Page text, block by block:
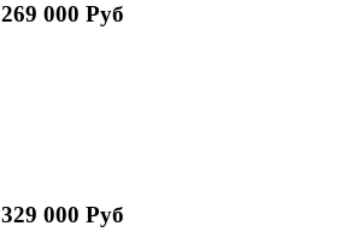
269 000 Руб
329 000 Руб